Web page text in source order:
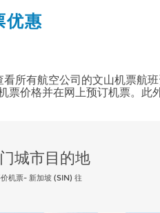
优惠
所有航空公司的文山机票航
票价格并在网上预订机票。此
城市目的地
机票- 新加坡 (SIN) 往